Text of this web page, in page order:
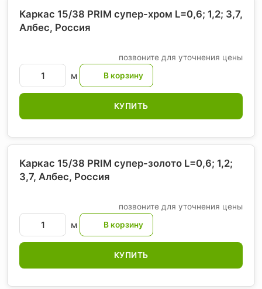
Каркас 15/38 PRIM супер-хром L=0,6; 1,2; 3,7,
Албес, Россия
позвоните для уточнения цены
м
КУПИТЬ
Каркас 15/38 PRIM супер-золото L=0,6; 1,2;
3,7, Албес, Россия
позвоните для уточнения цены
м
КУПИТЬ